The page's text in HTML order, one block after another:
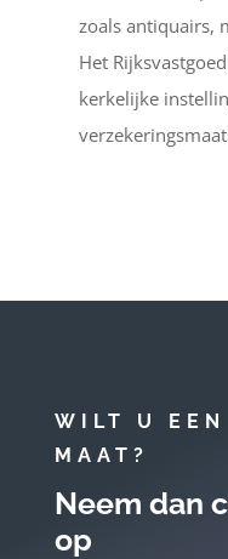
zoals antiquairs,
Het
kerkelijke
WILT U
MAAT?
Neem dan
op